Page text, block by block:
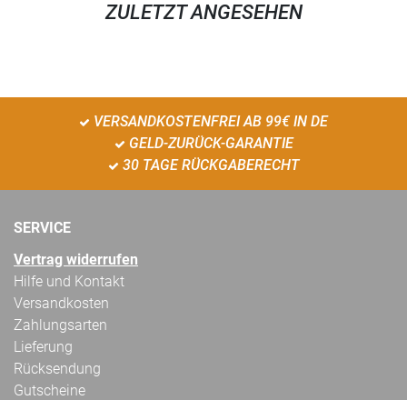
ZULETZT ANGESEHEN
VERSANDKOSTENFREI AB 99€ IN DE
GELD-ZURÜCK-GARANTIE
30 TAGE RÜCKGABERECHT
SERVICE
Vertrag widerrufen
Hilfe und Kontakt
Versandkosten
Zahlungsarten
Lieferung
Rücksendung
Gutscheine